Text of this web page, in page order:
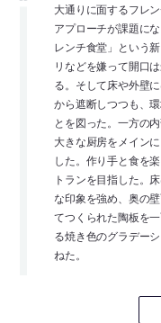
大通りに面するフレ
アプローチが課題に
レンチ食堂」という
リなどを嫌って開口
る。そして床や外壁
から遮断しつつも、
とを図った。一方の
大きな厨房をメイン
した。作り手と食を
トランを目指した。
な印象を強め、奥の
てつくられた陶板を
る焼き色のグラデー
ねた。